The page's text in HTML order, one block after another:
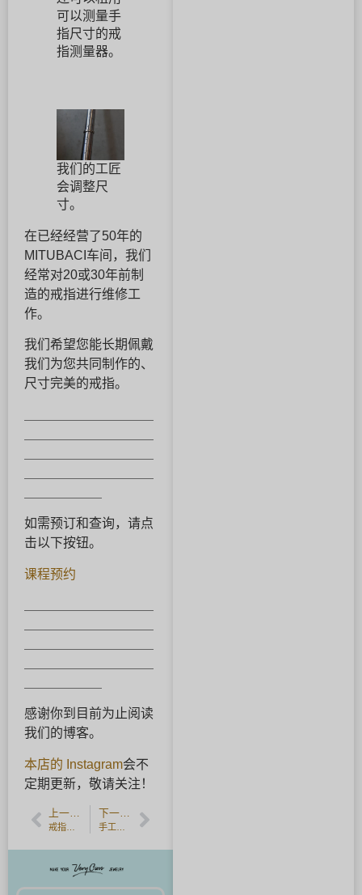
可以测量手
指尺寸的戒
指测量器。
我们的工匠
会调整尺
寸。
在已经经营了50年的
MITUBACI车间，我们
经常对20或30年前制
造的戒指进行维修工
作。
我们希望您能长期佩戴
我们为您共同制作的、
尺寸完美的戒指。
如需预订和查询，请点
击以下按钮。
课程预约
感谢你到目前为止阅读
我们的博客。
本店的 Instagram会不
定期更新，敬请关注！
上一篇文章 下一篇文章